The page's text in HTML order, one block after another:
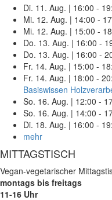
Di. 11. Aug. | 16:00 -
Mi. 12. Aug. | 14:00 -
Mi. 12. Aug. | 15:00 -
Do. 13. Aug. | 16:00 -
Do. 13. Aug. | 16:00 -
Fr. 14. Aug. | 15:00 -
Fr. 14. Aug. | 18:00 -
Basiswissen
So. 16. Aug. | 12:00 -
So. 16. Aug. | 14:00 -
Di. 18. Aug. | 16:00 -
mehr
MITTAGSTISCH
Vegan-vegetarischer
montags bis freitags
11-16 Uhr